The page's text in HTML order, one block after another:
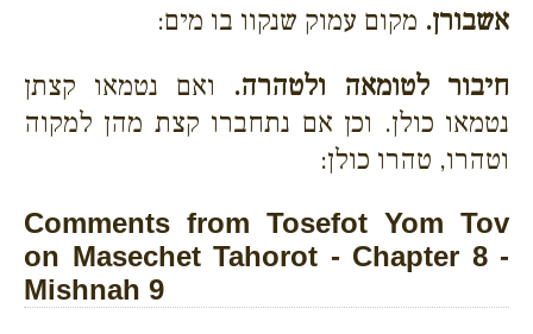
אשבורן. מקום עמוק שנקוו בו מים:
חיבור לטומאה ולטהרה. ואם נטמאו קצתן
נטמאו כולן. וכן אם נתחברו קצת מהן למקוה
וטהרו, טהרו כולן:
Comments from Tosefot Yom Tov
on Masechet Tahorot - Chapter 8 -
Mishnah 9